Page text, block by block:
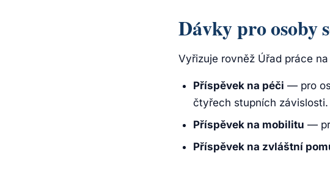
Dávky pro osoby
Vyřizuje rovněž Úřad práce
Příspěvek na péči — pro
čtyřech stupních závislosti.
Příspěvek na mobilitu —
Příspěvek na zvláštní